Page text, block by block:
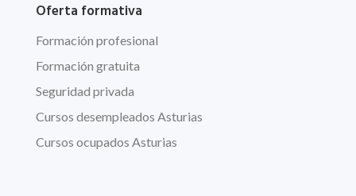
Oferta formativa
Formación profesional
Formación gratuita
Seguridad privada
Cursos desempleados Asturias
Cursos ocupados Asturias